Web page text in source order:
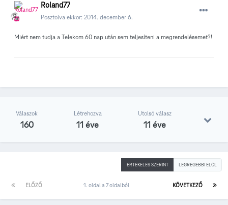
Roland77
Posztolva ekkor: 2014. december 6.
Miért nem tudja a Telekom 60 nap után sem teljesíteni a megrendelésemet?!
Válaszok
160
Létrehozva
11 éve
Utolsó válasz
11 éve
ÉRTÉKELÉS SZERINT LEGRÉGEBBI ELÖL
ELŐZŐ KÖVETKEZŐ
1. oldal a 7 oldalból